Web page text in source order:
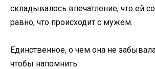
складывалось впечатление, что ей
равно, что происходит с мужем.
Единственное, о чем она не
чтобы напомнить: